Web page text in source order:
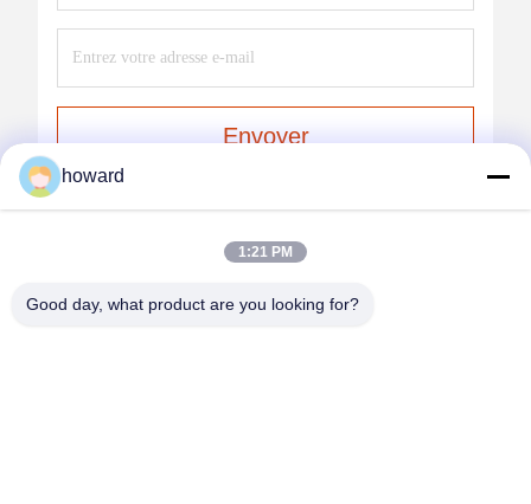
Envoyer
howard
1:21 PM
Good day, what product are you looking for?